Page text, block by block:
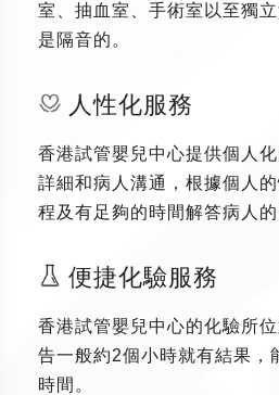
室、抽血室、手術室以至獨
是隔音的。
人性化服務
香港試管嬰兒中心提供個人
詳細和病人溝通，根據個人
程及有足夠的時間解答病人的
便捷化驗服務
香港試管嬰兒中心的化驗所
告一般約2個小時就有結果，
時間。